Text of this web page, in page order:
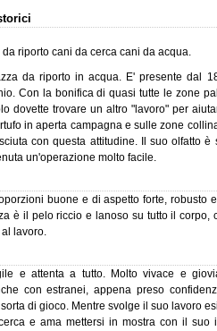
riporto cani da cerca cani da acqua.
da riporto in acqua. E' presente dal
Con la bonifica di quasi tutte le zone
dovette trovare un altro "lavoro" per
in aperta campagna e sulle zone
con questa attitudine. Il suo olfatto è
un'operazione molto facile.
buone e di aspetto forte, robusto
è il pelo riccio e lanoso su tutto il corpo,
lavoro.
e attenta a tutto. Molto vivace e
con estranei, appena preso
di gioco. Mentre svolge il suo lavoro
e ama mettersi in mostra con il suo